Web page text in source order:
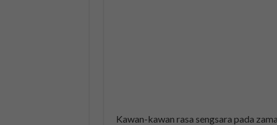
Kawan-kawan rasa sengsara pada